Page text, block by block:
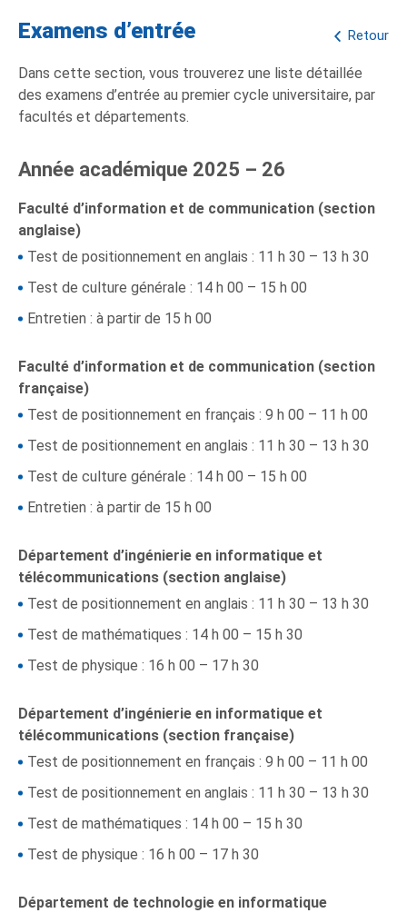
Retour
Examens d’entrée
Dans cette section, vous trouverez une liste détaillée
des examens d’entrée au premier cycle universitaire, par
facultés et départements.
Année académique 2025 – 26
Faculté d’information et de communication (section
anglaise)
Test de positionnement en anglais : 11 h 30 – 13 h 30
Test de culture générale : 14 h 00 – 15 h 00
Entretien : à partir de 15 h 00
Faculté d’information et de communication (section
française)
Test de positionnement en français : 9 h 00 – 11 h 00
Test de positionnement en anglais : 11 h 30 – 13 h 30
Test de culture générale : 14 h 00 – 15 h 00
Entretien : à partir de 15 h 00
Département d’ingénierie en informatique et
télécommunications (section anglaise)
Test de positionnement en anglais : 11 h 30 – 13 h 30
Test de mathématiques : 14 h 00 – 15 h 30
Test de physique : 16 h 00 – 17 h 30
Département d’ingénierie en informatique et
télécommunications (section française)
Test de positionnement en français : 9 h 00 – 11 h 00
Test de positionnement en anglais : 11 h 30 – 13 h 30
Test de mathématiques : 14 h 00 – 15 h 30
Test de physique : 16 h 00 – 17 h 30
Département de technologie en informatique